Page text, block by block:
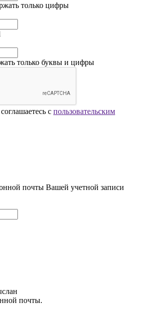
только цифры
только буквы и цифры
с пользовательским
почты Вашей учетной записи
почты.